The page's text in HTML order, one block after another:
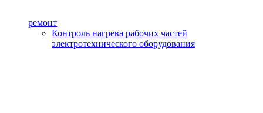
ремонт
Контроль нагрева рабочих частей
электротехнического оборудования